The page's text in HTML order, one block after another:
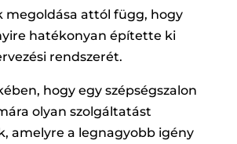
megoldása attól függ, hogy
hatékonyan építette ki
rendszerét.
hogy egy szépségszalon
olyan szolgáltatást
amelyre a legnagyobb igény